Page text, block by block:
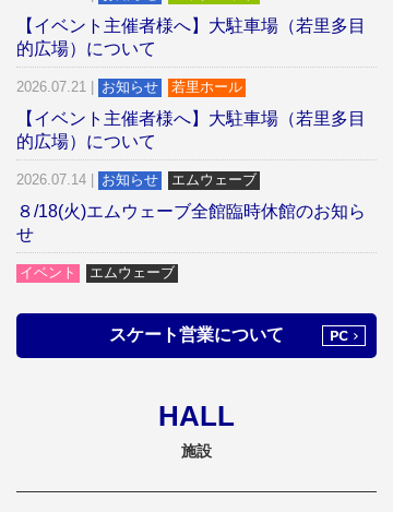
【イベント主催者様へ】大駐車場（若里多目
的広場）について
2026.07.21 お知らせ 若里ホール
【イベント主催者様へ】大駐車場（若里多目
的広場）について
2026.07.14 お知らせ エムウェーブ
８/18(火)エムウェーブ全館臨時休館のお知ら
せ
イベント エムウェーブ
しました。
スケート営業について
HALL
施設